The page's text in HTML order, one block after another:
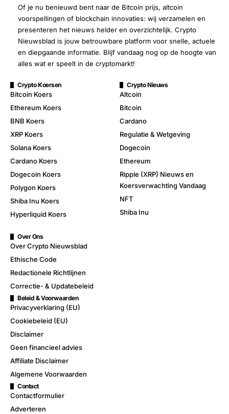
Of je nu benieuwd bent naar de Bitcoin prijs, altcoin
voorspellingen of blockchain innovaties: wij verzamelen en
presenteren het nieuws helder en overzichtelijk. Crypto
Nieuwsblad is jouw betrouwbare platform voor snelle, actuele
en diepgaande informatie. Blijf vandaag nog op de hoogte van
alles wat er speelt in de cryptomarkt!
Crypto Koersen
Bitcoin Koers
Ethereum Koers
BNB Koers
XRP Koers
Solana Koers
Cardano Koers
Dogecoin Koers
Polygon Koers
Shiba Inu Koers
Hyperliquid Koers
Crypto Nieuws
Altcoin
Bitcoin
Cardano
Regulatie & Wetgeving
Dogecoin
Ethereum
Ripple (XRP) Nieuws en
Koersverwachting Vandaag
NFT
Shiba Inu
Over Ons
Over Crypto Nieuwsblad
Ethische Code
Redactionele Richtlijnen
Correctie- & Updatebeleid
Beleid & Voorwaarden
Privacyverklaring (EU)
Cookiebeleid (EU)
Disclaimer
Geen financieel advies
Affiliate Disclaimer
Algemene Voorwaarden
Contact
Contactformulier
Adverteren